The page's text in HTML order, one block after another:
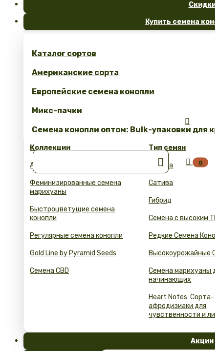
Скидки
Купить семена
Каталог сортов
Американские сорта
Европейские семена конопли
Микс-пачки
Семена конопли оптом: Bulk-упаковки для
Коллекции
Автоцветущие семена конопли
Феминизированные семена
марихуаны
Быстроцветущие семена
конопли
Регулярные семена конопли
Gold Line by Pyramid Seeds
Семена CBD
Тип семян
Индика
Сатива
Гибрид
Семена с высоким
Редкие Семена
Высокоурожайные
Семена марихуаны
начинающих
Heart Notes: Сорта-
афродизиаки для
чувственности и
Акции


 0